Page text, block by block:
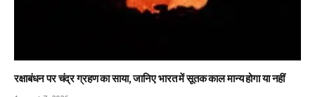
रक्षाबंधन पर चंद्र ग्रहण का साया, जानिए भारत में सूतक काल मान्य होगा या नहीं